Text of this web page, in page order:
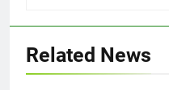
Related News